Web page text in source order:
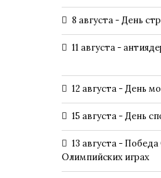
8 августа - День
11 августа -
12 августа - День
15 августа - День
13 августа -
Олимпийских играх